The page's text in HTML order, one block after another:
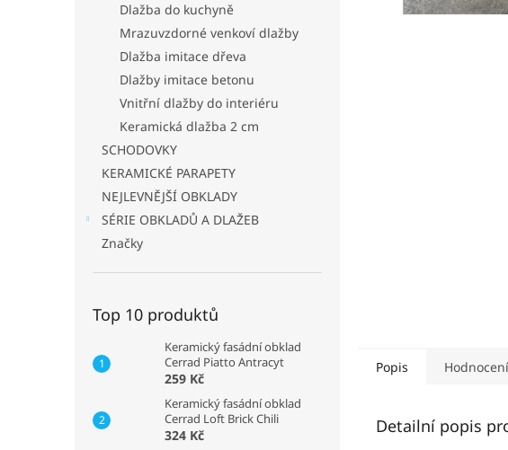
Dlažba do kuchyně
Mrazuvzdorné venkoví dlažby
Dlažba imitace dřeva
Dlažby imitace betonu
Vnitřní dlažby do interiéru
Keramická dlažba 2 cm
SCHODOVKY
KERAMICKÉ PARAPETY
NEJLEVNĚJŠÍ OBKLADY
SÉRIE OBKLADŮ A DLAŽEB
Značky
Top 10 produktů
Keramický fasádní obklad
Cerrad Piatto Antracyt
259 Kč
Keramický fasádní obklad
Cerrad Loft Brick Chili
324 Kč
Popis Hodnocení
Detailní popis